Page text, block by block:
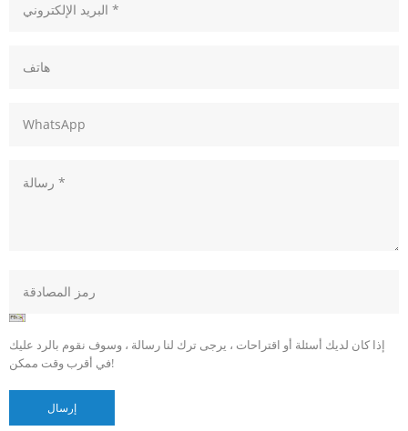
إذا كان لديك أسئلة أو اقتراحات ، يرجى ترك لنا رسالة ، وسوف نقوم بالرد عليك
في أقرب وقت ممكن!